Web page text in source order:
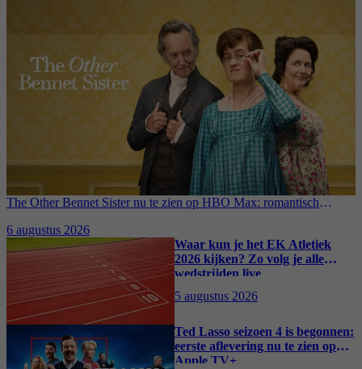
The Other Bennet Sister nu te zien op HBO Max: romantisch
6 augustus 2026
Waar kun je het EK Atletiek
2026 kijken? Zo volg je alle
wedstrijden live
5 augustus 2026
Ted Lasso seizoen 4 is begonnen:
eerste aflevering nu te zien op
Apple TV+